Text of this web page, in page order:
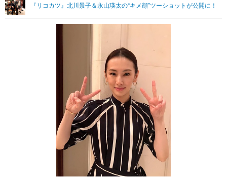
『リコカツ』北川景子＆永山瑛太の“キメ顔”ツーショットが公開に！